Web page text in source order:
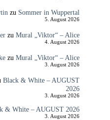
zu Sommer in Wuppertal
5. August 2026
zu Mural „Viktor“ – Alice
4. August 2026
zu Mural „Viktor“ – Alice
3. August 2026
Black & White – AUGUST
2026
3. August 2026
& White – AUGUST 2026
3. August 2026